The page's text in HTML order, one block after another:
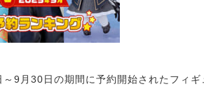
9月30日の期間に予約開始されたフィギ